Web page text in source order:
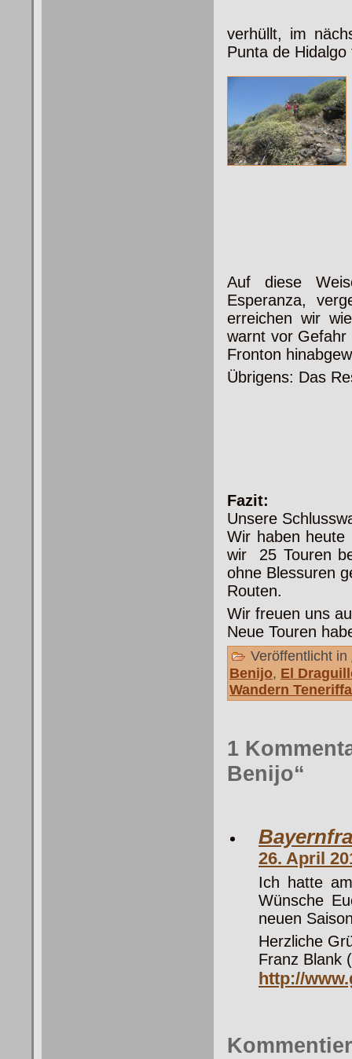
verhüllt, im
Punta de
Auf diese
Esperanza,
erreichen wir
warnt vor Gefahr
Fronton
Übrigens: Das
Fazit:
Unsere
Wir haben heute
wir 25 Touren
ohne Blessuren
Routen.
Wir freuen uns
Neue Touren
Veröffentlicht in
Benijo, El
Wandern Teneriffa
1
Benijo“
26. April
Ich hatte
Wünsche
neuen
Herzliche
Franz Blank
http://